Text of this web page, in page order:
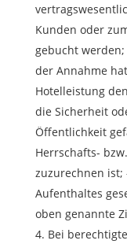
Kunden oder
gebucht
der Annahme
Hotelleistung
die Sicherheit
Öffentlichkeit
Herrschafts-
zuzurechnen ist;
Aufenthaltes
oben genannte
Bei